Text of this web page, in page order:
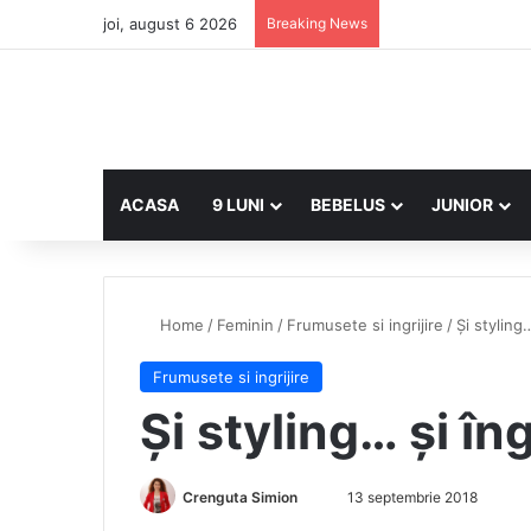
joi, august 6 2026 Breaking News
ACASA 9 LUNI BEBELUS JUNIOR
Home / Feminin / Frumusete si ingrijire / Și
Frumusete si ingrijire
Și styling… și
Crenguta Simion 13 septembrie 2018